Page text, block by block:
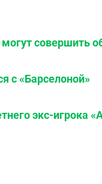
совершить
с «Барселоной»
экс-игрока